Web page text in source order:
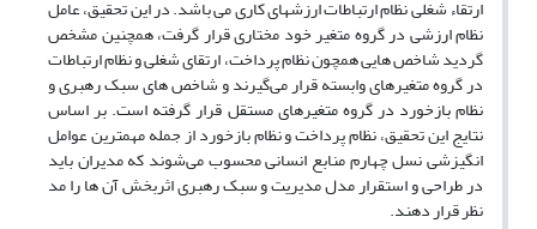
ارتقاء شغلی نظام ارتباطات ارزشهای کاری می باشد. در این تحقیق، عامل
نظام ارزشی در گروه متغیر خود مختاری قرار گرفت، همچنین مشخص
گردید شاخص هایی همچون نظام پرداخت، ارتقای شغلی و نظام ارتباطات
در گروه متغیرهای وابسته قرار می‌گیرند و شاخص های سبک رهبری و
نظام بازخورد در گروه متغیرهای مستقل قرار گرفته است. بر اساس
نتایج این تحقیق، نظام پرداخت و نظام بازخورد از جمله مهمترین عوامل
انگیزشی نسل چهارم منابع انسانی محسوب می‌شوند که مدیران باید
در طراحی و استقرار مدل مدیریت و سبک رهبری اثربخش آن ها را مد
نظر قرار دهند.